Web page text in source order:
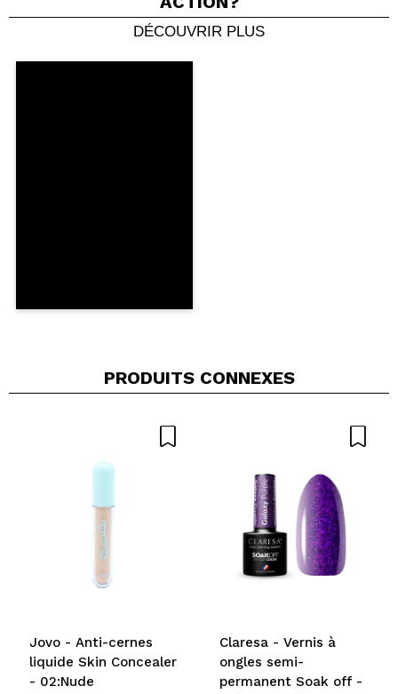
Partager une vidéo ou une photo
Votre vidéo pourrait être la première. Imaginez...
DÉCOUVRIR PLUS
PRODUITS CONNEXES
Jovo - Anti-cernes
liquide Skin Concealer
- 02:Nude
Claresa - Vernis à
ongles semi-
permanent Soak off -